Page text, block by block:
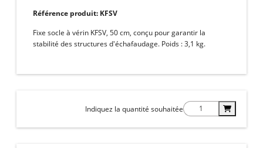
Référence produit: KFSV
Fixe socle à vérin KFSV, 50 cm, conçu pour garantir la
stabilité des structures d'échafaudage. Poids : 3,1 kg.
Indiquez la quantité souhaitée